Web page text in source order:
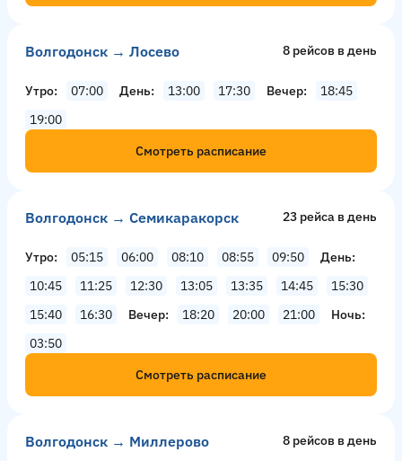
Волгодонск → Лосево 8 рейсов в день
Утро 07:00 День 13:00 17:30 Вечер
18:45
19:00
Смотреть расписание
Волгодонск → Семикаракорск 23 рейсa в день
Утро 05:15 06:00 08:10 08:55 09:50
День
10:45
11:25 12:30 13:05 13:35 14:45
15:30
15:40
16:30 Вечер 18:20 20:00 21:00
Ночь
03:50
Смотреть расписание
Волгодонск → Миллерово 8 рейсов в день